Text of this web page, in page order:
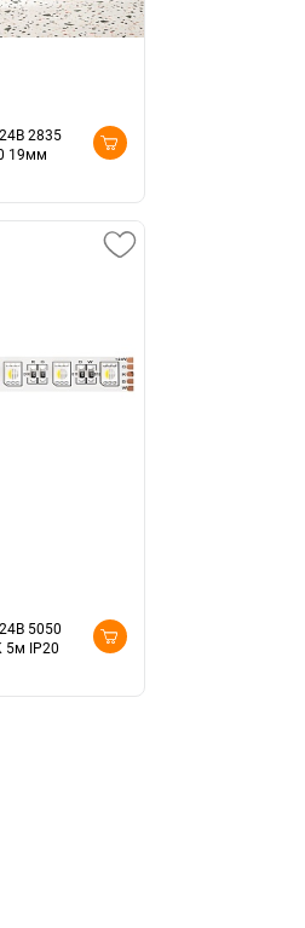
2835
19мм
5050
5м IP20